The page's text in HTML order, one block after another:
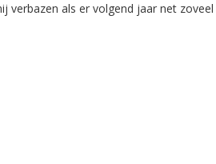
verbazen als er volgend jaar net